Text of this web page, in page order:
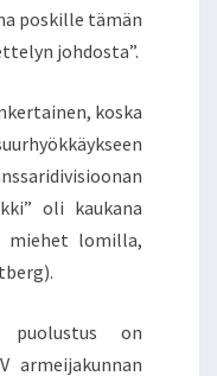
poskille tämän
johdosta”.
koska
oli kaukana
miehet lomilla,
puolustus on
armeijakunnan